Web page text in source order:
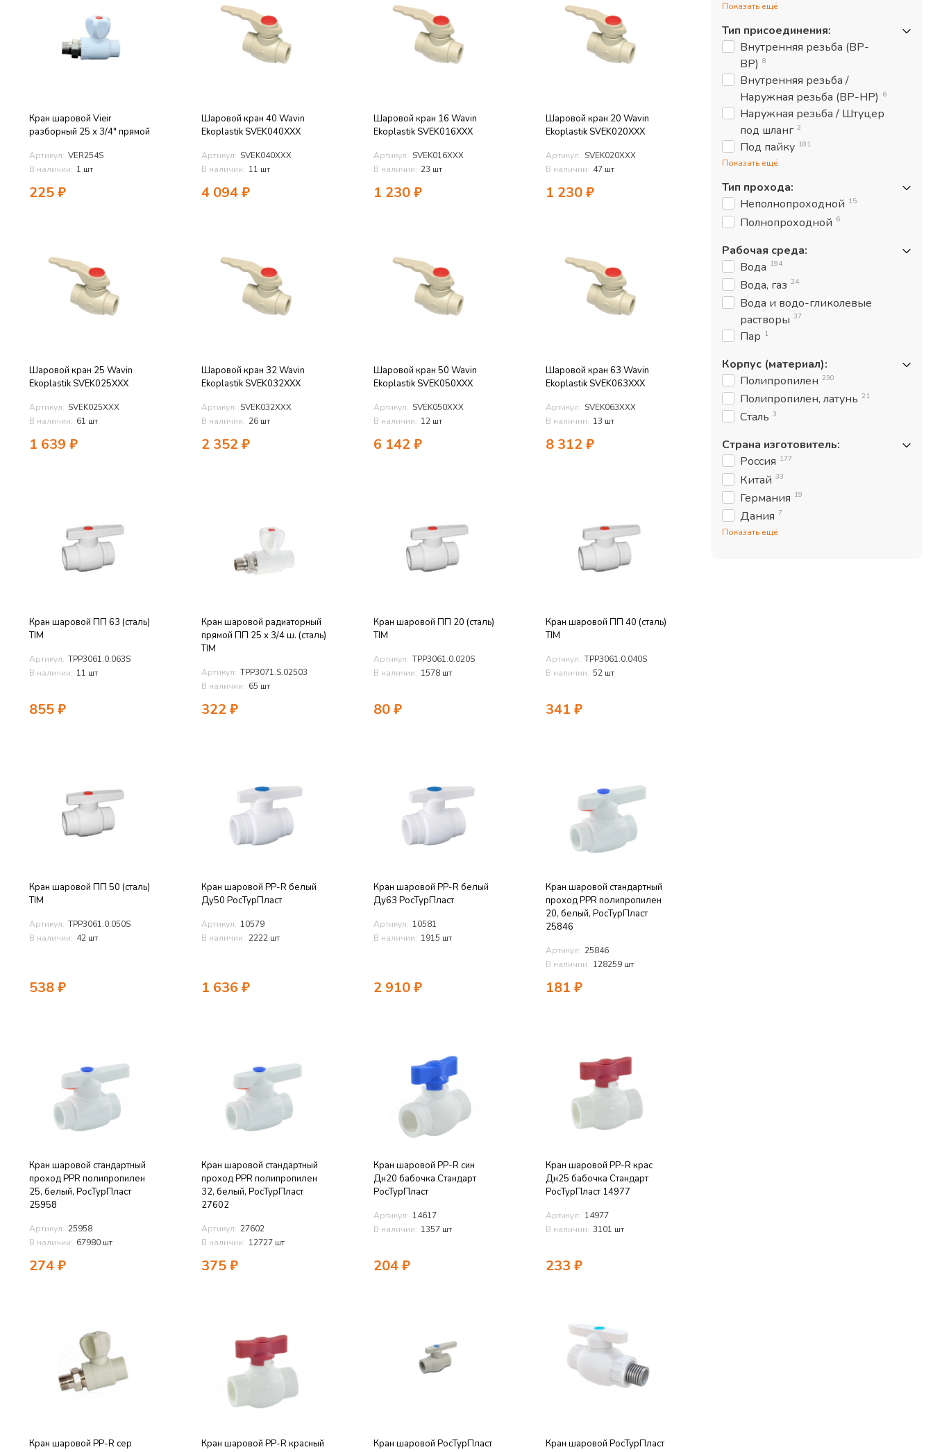
Кран шаровой Vieir
разборный 25 х 3/4" прямой
Артикул: VER254S
В наличии: 1 шт
225₽
Шаровой кран 40 Wavin
Ekoplastik SVEK040XXX
Артикул: SVEK040XXX
В наличии: 11 шт
4 094₽
Шаровой кран 16 Wavin
Ekoplastik SVEK016XXX
Артикул: SVEK016XXX
В наличии: 23 шт
1 230₽
Шаровой кран 20 Wavin
Ekoplastik SVEK020XXX
Артикул: SVEK020XXX
В наличии: 47 шт
1 230₽
Шаровой кран 25 Wavin
Ekoplastik SVEK025XXX
Артикул: SVEK025XXX
В наличии: 61 шт
1 639 ₽
Шаровой кран 32 Wavin
Ekoplastik SVEK032XXX
Артикул: SVEK032XXX
В наличии: 26 шт
2 352₽
Шаровой кран 50 Wavin
Ekoplastik SVEK050XXX
Артикул: SVEK050XXX
В наличии: 12 шт
6 142₽
Шаровой кран 63 Wavin
Ekoplastik SVEK063XXX
Артикул: SVEK063XXX
В наличии: 13 шт
8 312₽
Кран шаровой ПП 63 (сталь)
TIM
Артикул: TPP3061.0.063S
В наличии: 11 шт
855₽
Кран шаровой радиаторный
прямой ПП 25 х 3/4 ш. (сталь)
TIM
Артикул: TPP3071.S.02503
В наличии: 65 шт
322₽
Кран шаровой ПП 20 (сталь)
TIM
Артикул: TPP3061.0.020S
В наличии: 1578 шт
80₽
Кран шаровой ПП 40 (сталь)
TIM
Артикул: TPP3061.0.040S
В наличии: 52 шт
341 ₽
Кран шаровой ПП 50 (сталь)
TIM
Артикул: TPP3061.0.050S
В наличии: 42 шт
538₽
Кран шаровой PP-R белый
Ду50 РосТурПласт
Артикул: 10579
В наличии: 2222 шт
1 636 ₽
Кран шаровой PP-R белый
Ду63 РосТурПласт
Артикул: 10581
В наличии: 1915 шт
2 910₽
Кран шаровой стандартный
проход PPR полипропилен
20, белый, РосТурПласт
25846
Артикул: 25846
В наличии: 128259 шт
181 ₽
Кран шаровой стандартный
проход PPR полипропилен
25, белый, РосТурПласт
25958
Артикул: 25958
В наличии: 67980 шт
274₽
Кран шаровой стандартный
проход PPR полипропилен
32, белый, РосТурПласт
27602
Артикул: 27602
В наличии: 12727 шт
375₽
Кран шаровой PP-R син
Дн20 бабочка Стандарт
РосТурПласт
Артикул: 14617
В наличии: 1357 шт
204₽
Кран шаровой PP-R крас
Дн25 бабочка Стандарт
РосТурПласт 14977
Артикул: 14977
В наличии: 3101 шт
233 ₽
Кран шаровой PP-R сер
Кран шаровой PP-R красный
Кран шаровой РосТурПласт
Кран шаровой РосТурПласт
Показать ещё
Тип присоединения:
Внутренняя резьба (ВР-
ВР) 8
Внутренняя резьба /
Наружная резьба (ВР-НР) 6
Наружная резьба / Штуцер
под шланг 2
Под пайку 181
Показать ещё
Тип прохода:
Неполнопроходной 15
Полнопроходной 6
Рабочая среда:
Вода 194
Вода, газ 24
Вода и водо-гликолевые
растворы 37
Пар 1
Корпус (материал):
Полипропилен 230
Полипропилен, латунь 21
Сталь 3
Страна изготовитель:
Россия 177
Китай 33
Германия 19
Дания 7
Показать ещё